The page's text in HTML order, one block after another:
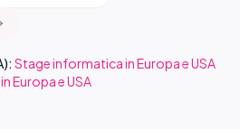
Stage informatica in Europa e USA
Europa e USA